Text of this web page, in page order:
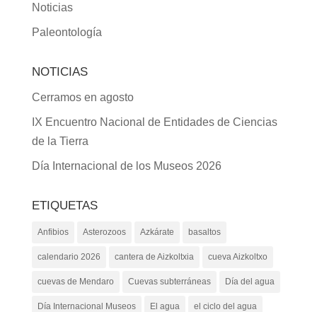
Noticias
Paleontología
NOTICIAS
Cerramos en agosto
IX Encuentro Nacional de Entidades de Ciencias
de la Tierra
Día Internacional de los Museos 2026
ETIQUETAS
Anfibios Asterozoos Azkárate basaltos
calendario 2026 cantera de Aizkoltxia cueva Aizkoltxo
cuevas de Mendaro Cuevas subterráneas Día del agua
Día Internacional Museos El agua el ciclo del agua